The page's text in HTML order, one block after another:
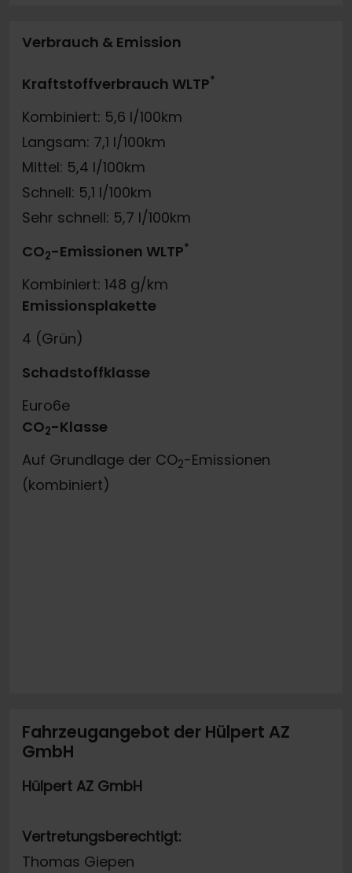
Verbrauch & Emission
Kraftstoffverbrauch WLTP*
Kombiniert: 5,6 l/100km
Langsam: 7,1 l/100km
Mittel: 5,4 l/100km
Schnell: 5,1 l/100km
Sehr schnell: 5,7 l/100km
CO2-Emissionen WLTP*
Kombiniert: 148 g/km
Emissionsplakette
4 (Grün)
Schadstoffklasse
Euro6e
CO2-Klasse
Auf Grundlage der CO2-Emissionen
(kombiniert)
Fahrzeugangebot der Hülpert AZ
GmbH
Hülpert AZ GmbH
Vertretungsberechtigt:
Thomas Giepen